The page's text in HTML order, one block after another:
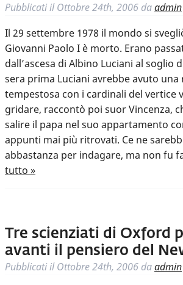
Pubblicati ilOttobre 24th, 2006 daadmin
Il 29 settembre 1978 il mondo si
Giovanni Paolo I è morto. Erano
dall’ascesa di Albino Luciani al soglio
sera prima Luciani avrebbe avuto
tempestosa con i cardinali del vertice
gridare, raccontò poi suor Vincenza,
salire il papa nel suo appartamento
appunti mai più ritrovati. Ce ne
abbastanza per indagare, ma non fu
tutto »
Tre scienziati di Oxford
avanti il pensiero del
Pubblicati ilOttobre 24th, 2006 daadmin